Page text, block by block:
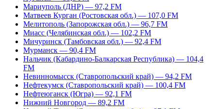
Мариуполь (ДНР) — 97,2 FM
Матвеев Курган (Ростовская обл.) — 107,0 FM
Мелитополь (Запорожская обл.) — 96,7 FM
Миасс (Челябинская обл.) — 102,2 FM
Мичуринск (Тамбовская обл.) — 92,4 FM
Мурманск — 90,4 FM
Нальчик (Кабардино-Балкарская Республика) — 104,4
FM
Невинномысск (Ставропольский край) — 94,2 FM
Нефтекумск (Ставропольский край) — 100,4 FM
Нефтеюганск (Югра) — 92,1 FM
Нижний Новгород — 89,2 FM